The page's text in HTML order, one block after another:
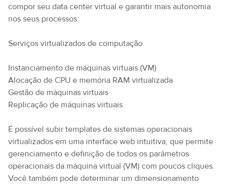
compor seu data center virtual e garantir mais autonomia
nos seus processos:
Serviços virtualizados de computação
Instanciamento de máquinas virtuais (VM)
Alocação de CPU e memória RAM virtualizada
Gestão de máquinas virtuais
Replicação de máquinas virtuais
É possível subir templates de sistemas operacionais
virtualizados em uma interface web intuitiva, que permite
gerenciamento e definição de todos os parâmetros
operacionais da máquina virtual (VM) com poucos cliques.
Você também pode determinar um dimensionamento